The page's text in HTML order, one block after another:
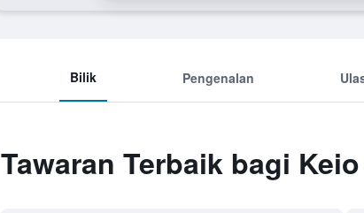
Bilik Pengenalan
Tawaran Terbaik bagi